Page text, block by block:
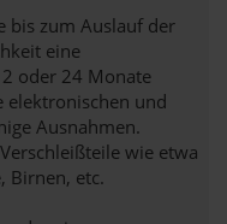
bis zum Auslauf der
eine
oder 24 Monate
elektronischen und
Ausnahmen.
wie etwa
Birnen, etc.